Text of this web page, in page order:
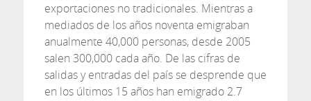
exportaciones no tradicionales. Mientras a
mediados de los años noventa emigraban
anualmente 40,000 personas, desde 2005
salen 300,000 cada año. De las cifras de
salidas y entradas del país se desprende que
en los últimos 15 años han emigrado 2.7